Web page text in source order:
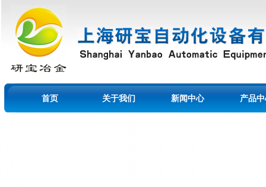
首页 关于我们 新闻中心 产品